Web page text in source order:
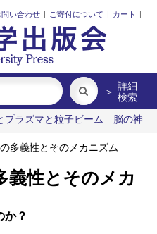
問い合わせ | ご寄付について | カート |
＞ 詳細
検索
プラズマと粒子ビーム
脳の神
食べる
多義性とそのメカニズム
義性とそのメカ
か？